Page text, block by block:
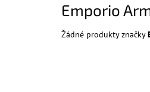
Emporio
Žádné produkty značky